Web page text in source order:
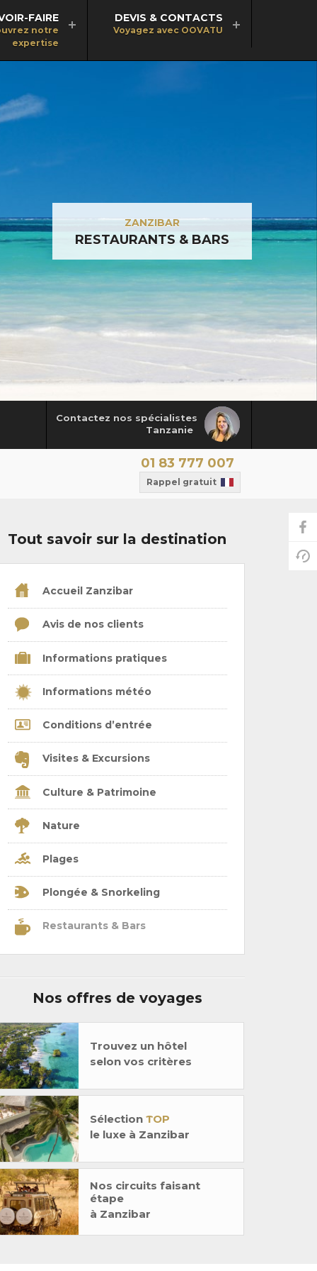
FAIRE
notre
expertise
DEVIS & CONTACTS
Voyagez avec OOVATU
ZANZIBAR
RESTAURANTS & BARS
Contactez nos spécialistes
Tanzanie
01 83 777 007
Rappel gratuit
Tout savoir sur la destination
Accueil Zanzibar
Avis de nos clients
Informations pratiques
Informations météo
Conditions d’entrée
Visites & Excursions
Culture & Patrimoine
Nature
Plages
Plongée & Snorkeling
Restaurants & Bars
Nos offres de voyages
Trouvez un hôtel
selon vos critères
SélectionTOP
le luxe à Zanzibar
Nos circuits faisant
étape
à Zanzibar